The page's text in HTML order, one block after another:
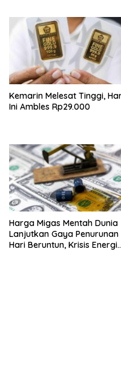
Kemarin Melesat Tinggi,
Ini Ambles Rp29.000
Harga Migas Mentah Dunia
Lanjutkan Gaya Penurunan
Hari Beruntun, Krisis Energi